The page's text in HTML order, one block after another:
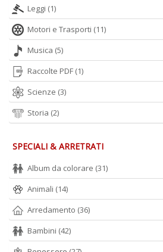
Leggi (1)
Motori e Trasporti (11)
Musica (5)
Raccolte PDF (1)
Scienze (3)
Storia (2)
SPECIALI & ARRETRATI
Album da colorare (31)
Animali (14)
Arredamento (36)
Bambini (42)